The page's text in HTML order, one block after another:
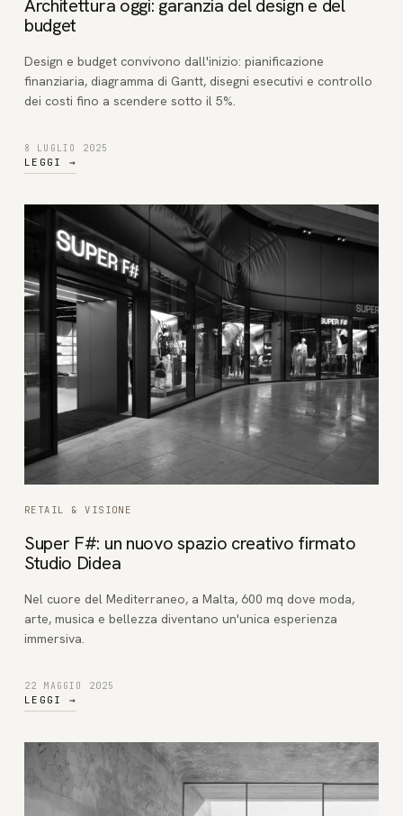
Architettura oggi: garanzia del design e del
budget
Design e budget convivono dall'inizio: pianificazione
finanziaria, diagramma di Gantt, disegni esecutivi e controllo
dei costi fino a scendere sotto il 5%.
8 LUGLIO 2025
LEGGI →
RETAIL & VISIONE
Super F#: un nuovo spazio creativo firmato
Studio Didea
Nel cuore del Mediterraneo, a Malta, 600 mq dove moda,
arte, musica e bellezza diventano un'unica esperienza
immersiva.
22 MAGGIO 2025
LEGGI →